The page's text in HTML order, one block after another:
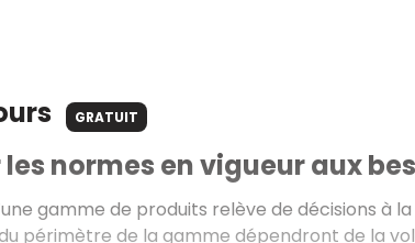
GRATUIT
normes en vigueur aux
gamme de produits relève de décisions à
périmètre de la gamme dépendront de la